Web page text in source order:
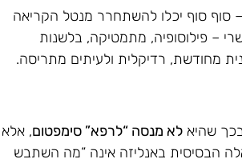
– סוף סוף יכלו להשתחרר מנטל הקריאה
– פילוסופיה, מתמטיקה, בלשנות
מחודשת, רדיקלית ולעיתים מתריסה.
שהיא לא מנסה “לרפא” סימפטום, אלא
הבסיסית באנליזה אינה “מה השתבש